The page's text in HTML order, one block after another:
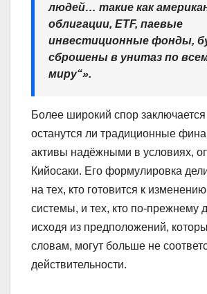
людей… такие как
облигации, ETF, паевые
инвестиционные фонды,
сброшены в унитаз по
миру“».
Более широкий спор
останутся ли традиционные
активы надёжными в условиях,
Кийосаки. Его формулировка
на тех, кто готовится к
системы, и тех, кто по-прежнему
исходя из предположений,
словам, могут больше не
действительности.